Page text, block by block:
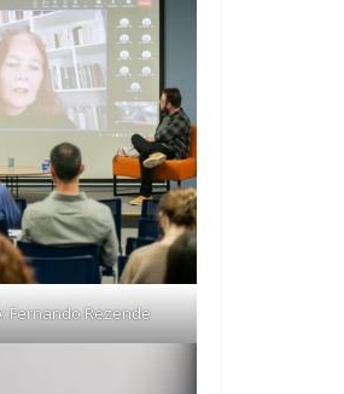
Fernando Rezende